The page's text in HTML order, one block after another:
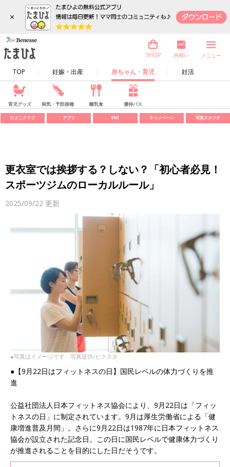
×
TOP 妊娠・出産 赤ちゃん・育児 妊活
SHOP 内祝い メニュー
育児グッズ 病気・予防接種 離乳食 優待パス
ひよこクラブ アプリ SNS キャンペーン 写真スタジオ
更衣室では挨拶する？しない？「初心者必見！
スポーツジムのローカルルール」
2025/09/22 更新
●写真はイメージです 写真提供/ピクスタ
●【9月22日はフィットネスの日】国民レベルの体力づくりを推
進
公益社団法人日本フィットネス協会により、9月22日は「フィッ
トネスの日」に制定されています。9月は厚生労働省による「健
康増進普及月間」。さらに9月22日は1987年に日本フィットネス
協会が設立された記念日。この日に国民レベルで健康体力づくり
が推進されることを目的にした日だそうです。